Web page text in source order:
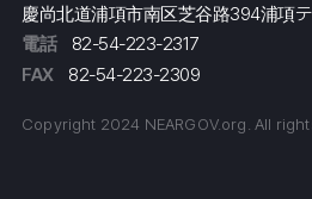
慶尚北道浦項市南区芝谷路394浦項
電話
82-54-223-2317
FAX
82-54-223-2309
Copyright 2024 NEARGOV.org. All